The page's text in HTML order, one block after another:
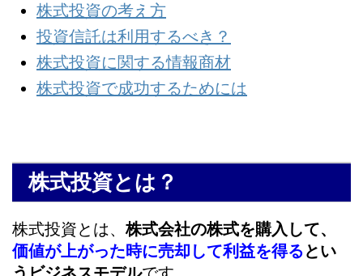
株式投資の考え方
投資信託は利用するべき？
株式投資に関する情報商材
株式投資で成功するためには
株式投資とは？
株式投資とは、株式会社の株式を購入して、
価値が上がった時に売却して利益を得るとい
うビジネスモデルです。